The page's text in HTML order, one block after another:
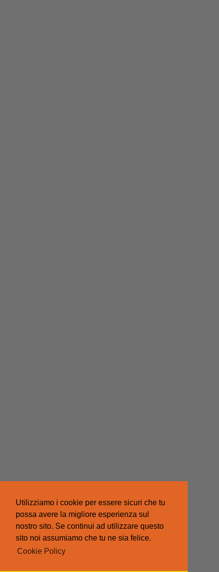
Utilizziamo i cookie per essere sicuri che tu
possa avere la migliore esperienza sul
nostro sito. Se continui ad utilizzare questo
sito noi assumiamo che tu ne sia felice.
Cookie Policy